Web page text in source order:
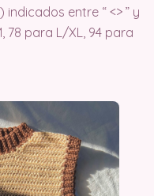
entre “ <> ” y
78 para L/XL, 94 para